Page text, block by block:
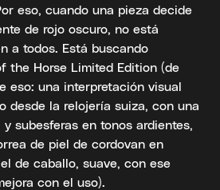
eso, cuando una pieza decide
de rojo oscuro, no está
a todos. Está buscando
the Horse Limited Edition (de
eso: una interpretación visual
desde la relojería suiza, con una
subesferas en tonos ardientes,
de piel de cordovan en
de caballo, suave, con ese
con el uso).